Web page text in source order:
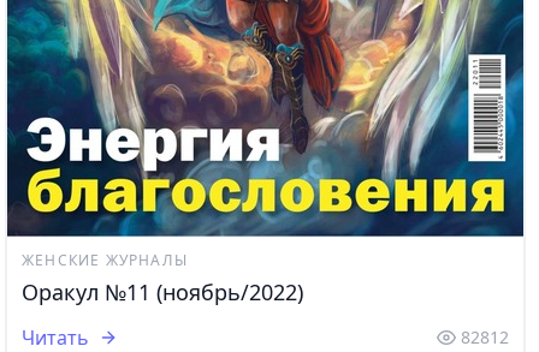
ЖЕНСКИЕ ЖУРНАЛЫ
Оракул №11 (ноябрь/2022)
Читать 82812